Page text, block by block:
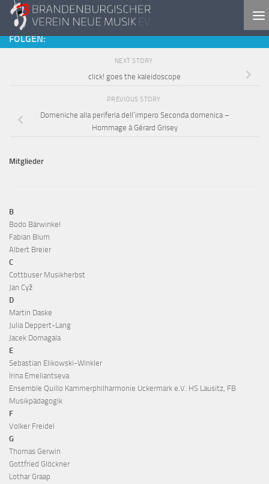
Skip to content
FOLGEN:
NEXT STORY
click! goes the kaleidoscope
PREVIOUS STORY
Domeniche alla periferia dell’impero Seconda domenica –
Hommage à Gérard Grisey
Mitglieder
B
Bodo Bärwinkel
Fabian Blum
Albert Breier
C
Cottbuser Musikherbst
Jan Cyž
D
Martin Daske
Julia Deppert-Lang
Jacek Domagala
E
Sebastian Elikowski-Winkler
Irina Emeliantseva
Ensemble Quillo Kammerphilharmonie Uckermark e.V. HS Lausitz, FB
Musikpädagogik
F
Volker Freidel
G
Thomas Gerwin
Gottfried Glöckner
Lothar Graap